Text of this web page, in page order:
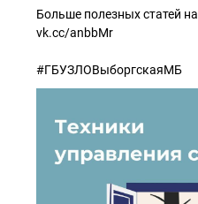
Больше полезных статей
vk.cc/anbbMr
#ГБУЗЛОВыборгскаяМБ